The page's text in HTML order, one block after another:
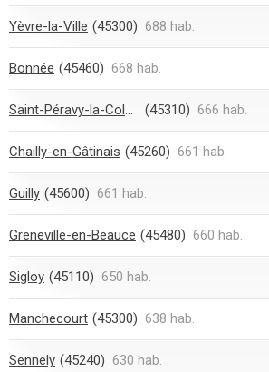
Yèvre-la-Ville (45300) 688 hab.
Bonnée (45460) 668 hab.
Saint-Péravy-la-Colombe (45310) 666 hab.
Chailly-en-Gâtinais (45260) 661 hab.
Guilly (45600) 661 hab.
Greneville-en-Beauce (45480) 660 hab.
Sigloy (45110) 650 hab.
Manchecourt (45300) 638 hab.
Sennely (45240) 630 hab.